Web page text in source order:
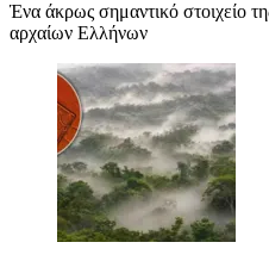
Ένα άκρως σημαντικό στοιχείο
αρχαίων Ελλήνων